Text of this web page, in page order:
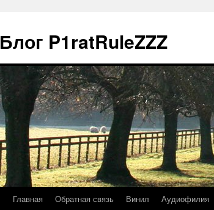
Блог P1ratRuleZZZ
Главная Обратная связь Винил Аудиофилия